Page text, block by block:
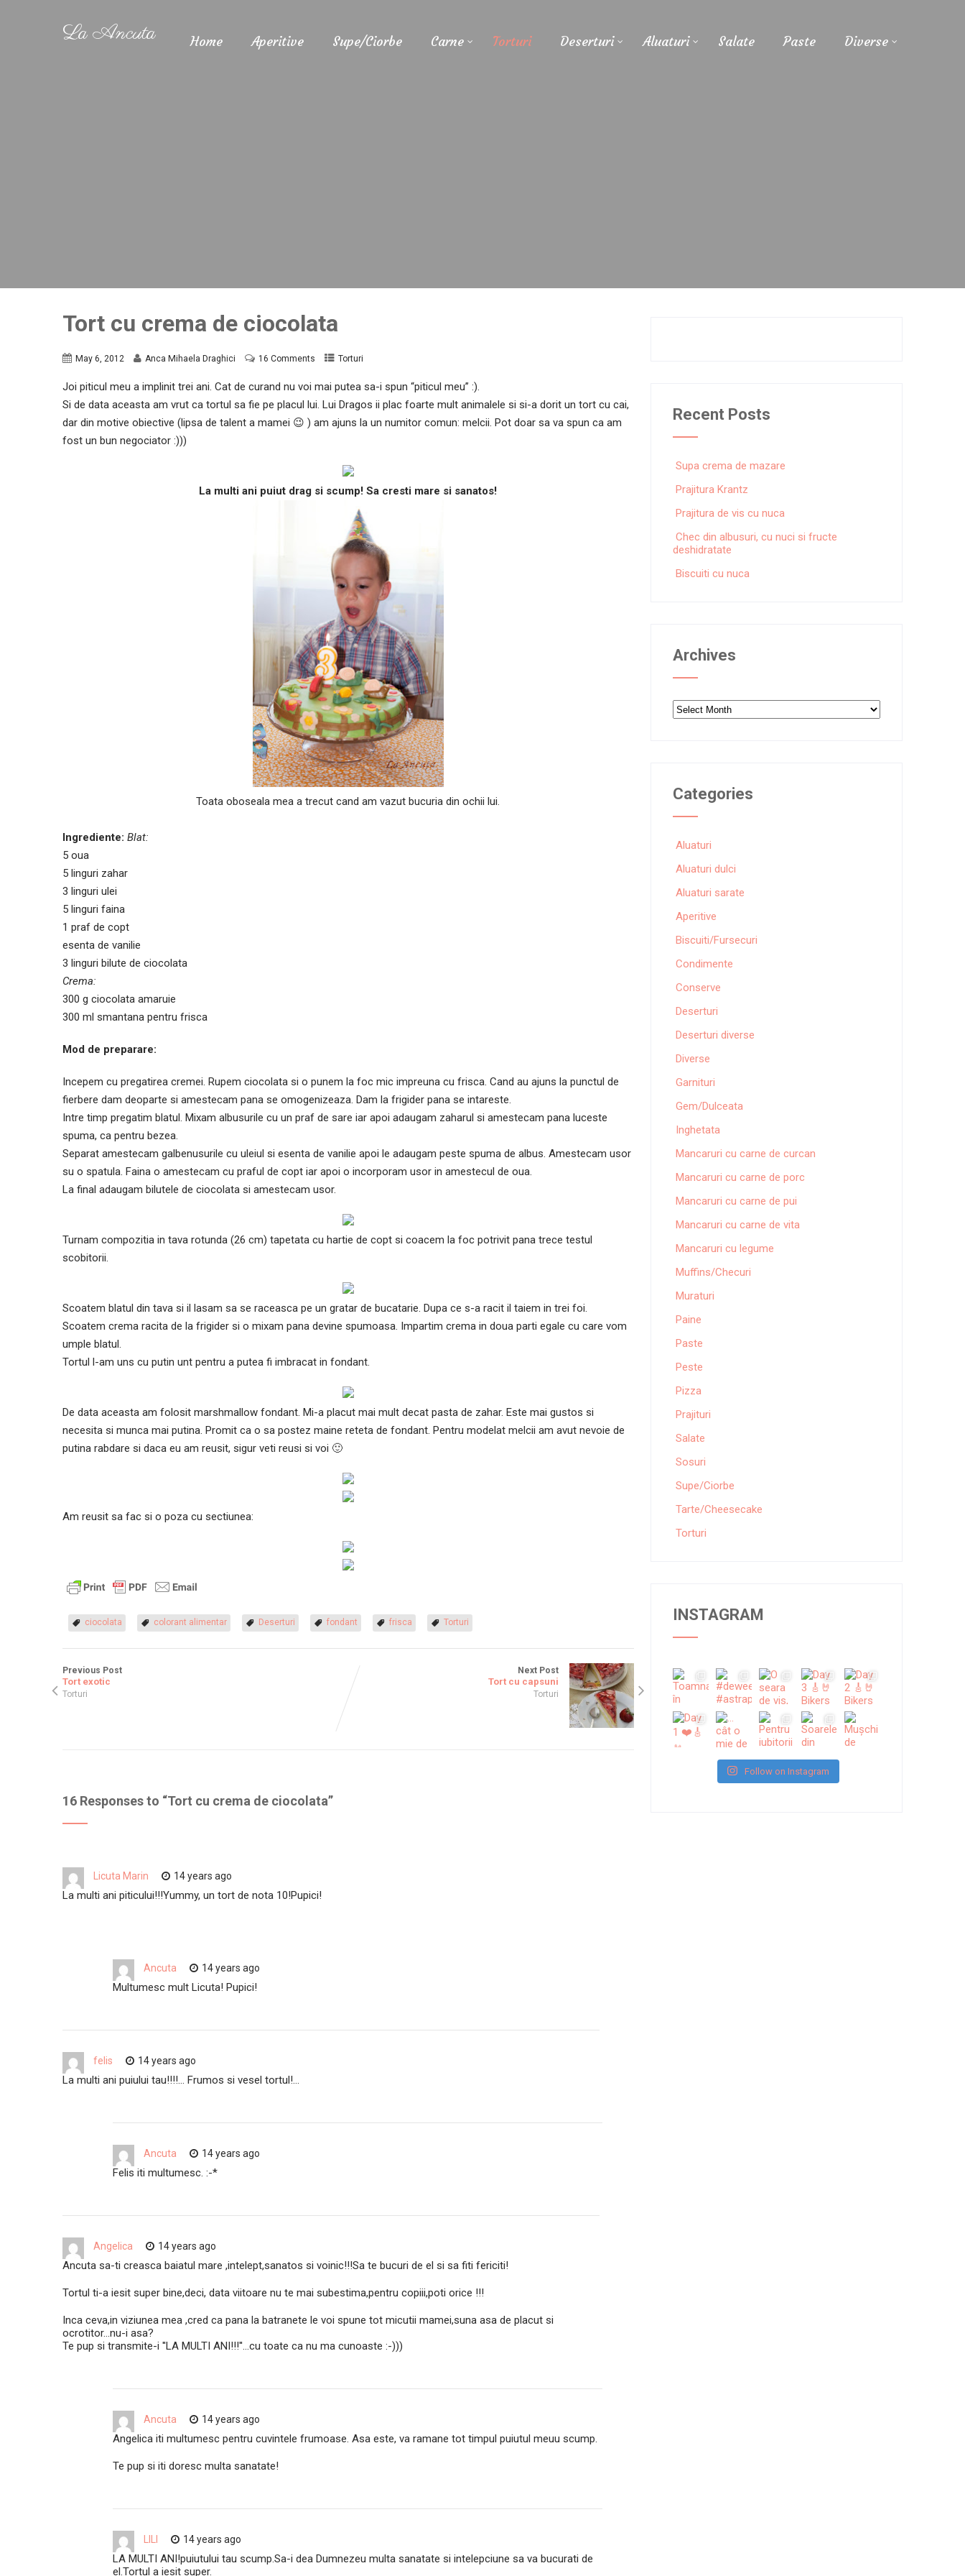
La Ancuta Home Aperitive Supe/Ciorbe Carne Torturi Deserturi Aluaturi Salate Paste Diverse
Tort cu crema de ciocolata
May 6, 2012 Anca Mihaela Draghici 16 Comments Torturi
Joi piticul meu a implinit trei ani. Cat de curand nu voi mai putea sa-i spun “piticul meu” :).
Si de data aceasta am vrut ca tortul sa fie pe placul lui. Lui Dragos ii plac foarte mult animalele si si-a dorit un tort cu cai,
dar din motive obiective (lipsa de talent a mamei 😉 ) am ajuns la un numitor comun: melcii. Pot doar sa va spun ca am
fost un bun negociator :)))
La multi ani puiut drag si scump! Sa cresti mare si sanatos!
Toata oboseala mea a trecut cand am vazut bucuria din ochii lui.
Ingrediente: Blat:
5 oua
5 linguri zahar
3 linguri ulei
5 linguri faina
1 praf de copt
esenta de vanilie
3 linguri bilute de ciocolata
Crema:
300 g ciocolata amaruie
300 ml smantana pentru frisca
Mod de preparare:
Incepem cu pregatirea cremei. Rupem ciocolata si o punem la foc mic impreuna cu frisca. Cand au ajuns la punctul de
fierbere dam deoparte si amestecam pana se omogenizeaza. Dam la frigider pana se intareste.
Intre timp pregatim blatul. Mixam albusurile cu un praf de sare iar apoi adaugam zaharul si amestecam pana luceste
spuma, ca pentru bezea.
Separat amestecam galbenusurile cu uleiul si esenta de vanilie apoi le adaugam peste spuma de albus. Amestecam usor
su o spatula. Faina o amestecam cu praful de copt iar apoi o incorporam usor in amestecul de oua.
La final adaugam bilutele de ciocolata si amestecam usor.
Turnam compozitia in tava rotunda (26 cm) tapetata cu hartie de copt si coacem la foc potrivit pana trece testul
scobitorii.
Scoatem blatul din tava si il lasam sa se raceasca pe un gratar de bucatarie. Dupa ce s-a racit il taiem in trei foi.
Scoatem crema racita de la frigider si o mixam pana devine spumoasa. Impartim crema in doua parti egale cu care vom
umple blatul.
Tortul l-am uns cu putin unt pentru a putea fi imbracat in fondant.
De data aceasta am folosit marshmallow fondant. Mi-a placut mai mult decat pasta de zahar. Este mai gustos si
necesita si munca mai putina. Promit ca o sa postez maine reteta de fondant. Pentru modelat melcii am avut nevoie de
putina rabdare si daca eu am reusit, sigur veti reusi si voi 🙂
Am reusit sa fac si o poza cu sectiunea:
ciocolata colorant alimentar Deserturi fondant frisca Torturi
Previous Post
Tort exotic
Torturi
Next Post
Tort cu capsuni
Torturi
16 Responses to “Tort cu crema de ciocolata”
Licuta Marin 14 years ago
La multi ani piticului!!!Yummy, un tort de nota 10!Pupici!
Ancuta 14 years ago
Multumesc mult Licuta! Pupici!
felis 14 years ago
La multi ani puiului tau!!!!… Frumos si vesel tortul!…
Ancuta 14 years ago
Felis iti multumesc. :-*
Angelica 14 years ago
Ancuta sa-ti creasca baiatul mare ,intelept,sanatos si voinic!!!Sa te bucuri de el si sa fiti fericiti!
Tortul ti-a iesit super bine,deci, data viitoare nu te mai subestima,pentru copiii,poti orice !!!
Inca ceva,in viziunea mea ,cred ca pana la batranete le voi spune tot micutii mamei,suna asa de placut si
ocrotitor…nu-i asa?
Te pup si transmite-i ''LA MULTI ANI!!!''…cu toate ca nu ma cunoaste :-)))
Ancuta 14 years ago
Angelica iti multumesc pentru cuvintele frumoase. Asa este, va ramane tot timpul puiutul meuu scump.
Te pup si iti doresc multa sanatate!
14 years ago
LA MULTI ANI!puiutului tau scump.Sa-i dea Dumnezeu multa sanatate si intelepciune sa va bucurati de
el.Tortul a iesit super.
Recent Posts
Supa crema de mazare
Prajitura Krantz
Prajitura de vis cu nuca
Chec din albusuri, cu nuci si fructe
deshidratate
Biscuiti cu nuca
Archives
Archives
Categories
Aluaturi
Aluaturi dulci
Aluaturi sarate
Aperitive
Biscuiti/Fursecuri
Condimente
Conserve
Deserturi
Deserturi diverse
Diverse
Garnituri
Gem/Dulceata
Inghetata
Mancaruri cu carne de curcan
Mancaruri cu carne de porc
Mancaruri cu carne de pui
Mancaruri cu carne de vita
Mancaruri cu legume
Muffins/Checuri
Muraturi
Paine
Paste
Peste
Pizza
Prajituri
Salate
Sosuri
Supe/Ciorbe
Tarte/Cheesecake
Torturi
INSTAGRAM
Follow on Instagram